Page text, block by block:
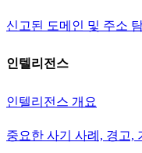
신고된 도메인 및 주소
인텔리전스
인텔리전스 개요
중요한 사기 사례, 경고,